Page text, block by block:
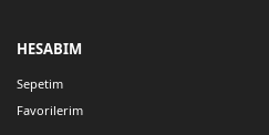
HESABIM
Sepetim
Favorilerim